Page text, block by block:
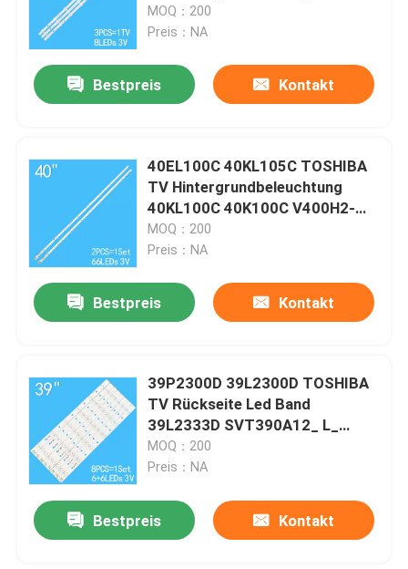
Anzeige der Anzeige der Anzeige
der Anzeige
MOQ：200
Preis：NA
Bestpreis Kontakt
40EL100C 40KL105C TOSHIBA
TV Hintergrundbeleuchtung
40KL100C 40K100C V400H2-
LE2-TLEM2
MOQ：200
Preis：NA
Bestpreis Kontakt
39P2300D 39L2300D TOSHIBA
TV Rückseite Led Band
39L2333D SVT390A12_ L_
REV1.0_130314
MOQ：200
Preis：NA
Bestpreis Kontakt